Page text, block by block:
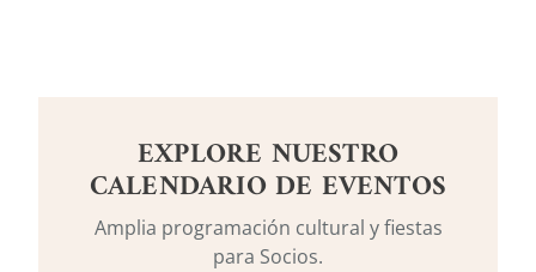
EXPLORE NUESTRO
CALENDARIO DE EVENTOS
Amplia programación cultural y fiestas
para Socios.